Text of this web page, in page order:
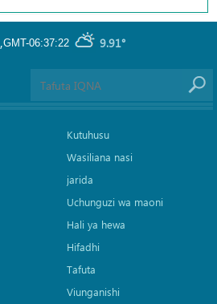
GMT-06:37:22 9.91°
,
Kutuhusu
Wasiliana nasi
jarida
Uchunguzi wa maoni
Hali ya hewa
Hifadhi
Tafuta
Viunganishi